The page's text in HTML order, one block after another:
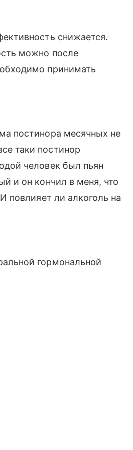
снижается.
можно после
принимать
постинора месячных не
таки постинор
человек был пьян
и он кончил в меня, что
повлияет ли алкоголь на
гормональной